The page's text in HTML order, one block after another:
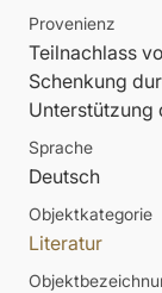
Provenienz
Teilnachlass
Schenkung
Unterstützung
Sprache
Deutsch
Objektkategorie
Literatur